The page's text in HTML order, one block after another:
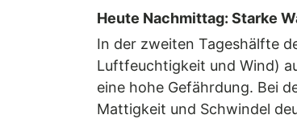
Heute Nachmittag: Starke
In der zweiten Tageshälfte
Luftfeuchtigkeit und Wind)
eine hohe Gefährdung. Bei
Mattigkeit und Schwindel